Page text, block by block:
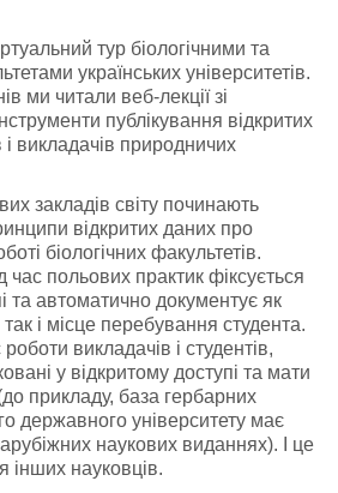
тур біологічними та
українських університетів.
ми читали веб-лекції зі
публікування відкритих
і викладачів природничих
закладів світу починають
відкритих даних про
біологічних факультетів.
час польових практик фіксується
та автоматично документує як
і місце перебування студента.
роботи викладачів і студентів,
у відкритому доступі та мати
прикладу, база гербарних
державного університету має
наукових виданнях). І це
інших науковців.